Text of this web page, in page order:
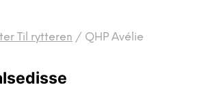
Til rytteren / QHP Avélie